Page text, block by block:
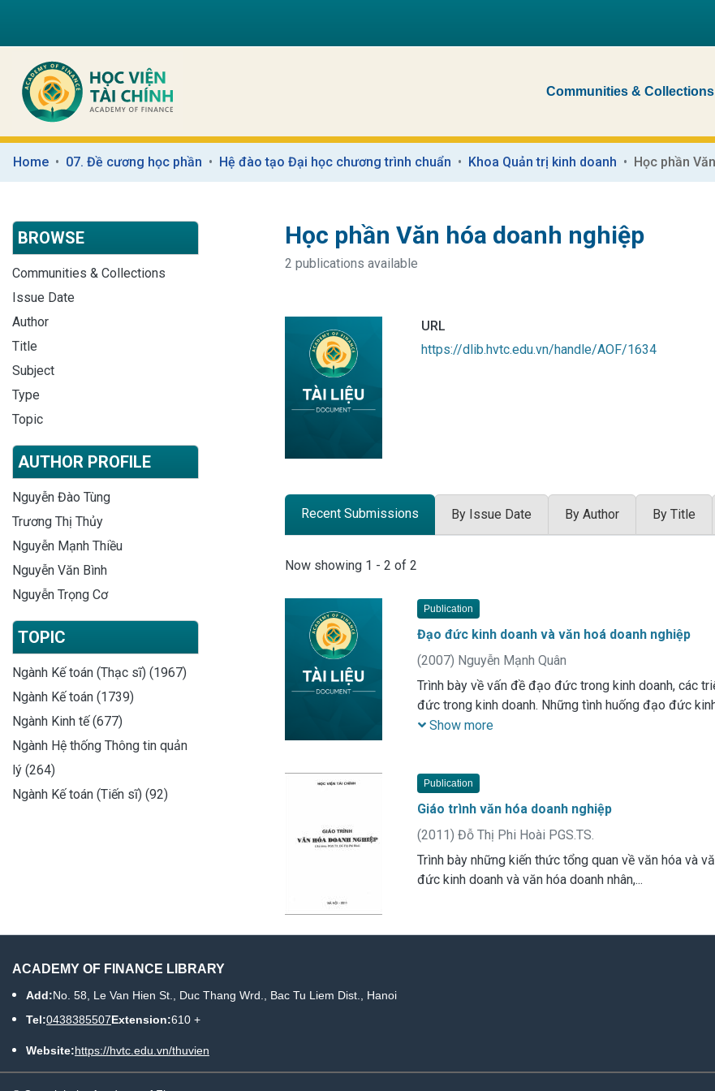
Communities & Collections
Home 07. Đề cương học phần Hệ đào tạo Đại học chương trình chuẩn Khoa Quản trị kinh doanh Học phần
BROWSE
Communities & Collections
Issue Date
Author
Title
Subject
Type
Topic
AUTHOR PROFILE
Nguyễn Đào Tùng
Trương Thị Thủy
Nguyễn Mạnh Thiều
Nguyễn Văn Bình
Nguyễn Trọng Cơ
TOPIC
Ngành Kế toán (Thạc sĩ) (1967)
Ngành Kế toán (1739)
Ngành Kinh tế (677)
Ngành Hệ thống Thông tin quản
lý (264)
Ngành Kế toán (Tiến sĩ) (92)
Học phần Văn hóa doanh nghiệp
2 publications available
URL
https://dlib.hvtc.edu.vn/handle/AOF/1634
Recent Submissions By Issue Date By Author By Title
Recent Submissions
Now showing 1 - 2 of 2
Publication
Đạo đức kinh doanh và văn hoá doanh nghiệp
(2007) Nguyễn Mạnh Quân
Trình bày về vấn đề đạo đức trong kinh doanh, các
đức trong kinh doanh. Những tình huống đạo đức
triển văn hoá doanh nghiệp
Show more
Publication
Giáo trình văn hóa doanh nghiệp
(2011) Đỗ Thị Phi Hoài PGS.TS.
Trình bày những kiến thức tổng quan về văn hóa và
đức kinh doanh và văn hóa doanh nhân,...
ACADEMY OF FINANCE LIBRARY
Add:No. 58, Le Van Hien St., Duc Thang Wrd., Bac Tu Liem Dist., Hanoi
Tel:0438385507Extension:610 +
Website:https://hvtc.edu.vn/thuvien